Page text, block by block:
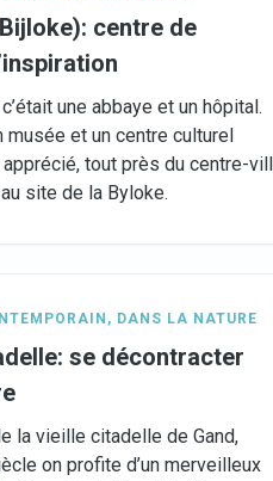
centre de
une abbaye et un hôpital.
musée et un centre culturel
tout près du centre-
site de la Byloke.
, DANS LA NATURE
se décontracter
la vieille citadelle de Gand,
on profite d’un merveilleux